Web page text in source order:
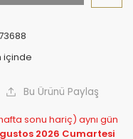
Bu Ürünü Paylaş
sonu hariç) aynı gün
2026 Cumartesi